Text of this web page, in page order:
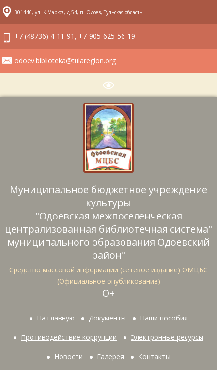
301440, ул. К.Маркса, д.54, п. Одоев, Тульская область
+7 (48736) 4-11-91, +7-905-625-56-19
odoev.biblioteka@tularegion.org
Муниципальное бюджетное учреждение
культуры
"Одоевская межпоселенческая
централизованная библиотечная система"
муниципального образования Одоевский
район"
Средство массовой информации (сетевое издание) ОМЦБС
(Официальное опубликование)
О+
На главную Документы Наши пособия
Противодействие коррупции Электронные ресурсы
Новости Галерея Контакты